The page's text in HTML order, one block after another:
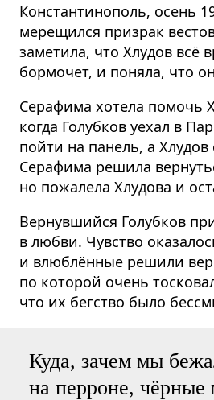
Константинополь, осень
мерещился призрак
заметила, что Хлудов всё
бормочет, и поняла, что
Серафима хотела помочь
когда Голубков уехал в
пойти на панель, а Хлудов
Серафима решила
но пожалела Хлудова и
Вернувшийся Голубков
в любви. Чувство
и влюблённые решили
по которой очень
что их бегство было
Куда, зачем мы
на перроне,